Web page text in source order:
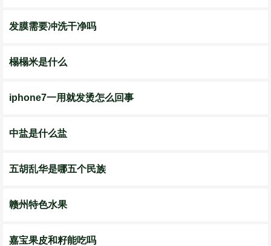
发膜需要冲洗干净吗
榻榻米是什么
iphone7一用就发烫怎么回事
中盐是什么盐
五胡乱华是哪五个民族
赣州特色水果
嘉宝果皮和籽能吃吗